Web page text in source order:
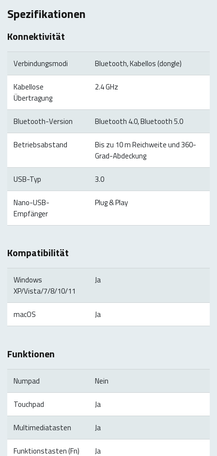
Spezifikationen
Konnektivität
Verbindungsmodi Bluetooth, Kabellos (dongle)
Kabellose
Übertragung
2.4 GHz
Bluetooth-Version Bluetooth 4.0, Bluetooth 5.0
Betriebsabstand
Bis zu 10 m Reichweite und 360-
Grad-Abdeckung
USB-Typ 3.0
Nano-USB-
Empfänger
Plug & Play
Kompatibilität
Windows
XP/Vista/7/8/10/11
Ja
macOS Ja
Funktionen
Numpad Nein
Touchpad Ja
Multimediatasten Ja
Funktionstasten (Fn) Ja